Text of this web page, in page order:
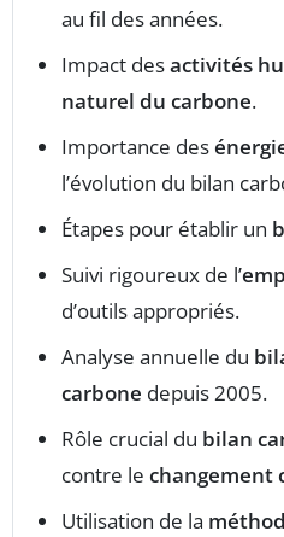
au fil des années.
Impact desactivités
naturel du carbone.
Importance des
l’évolution du bilan
Étapes pour établir un
Suivi rigoureux de l’
d’outils appropriés.
Analyse annuelle du
carbone depuis 2005.
Rôle crucial du bilan
contre le changement
Utilisation de la